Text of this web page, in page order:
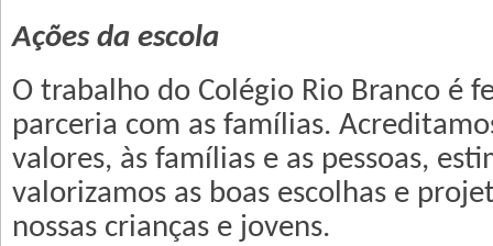
Ações da escola
O trabalho do Colégio Rio Branco é
parceria com as famílias.
valores, às famílias e as pessoas,
valorizamos as boas escolhas e
nossas crianças e jovens.